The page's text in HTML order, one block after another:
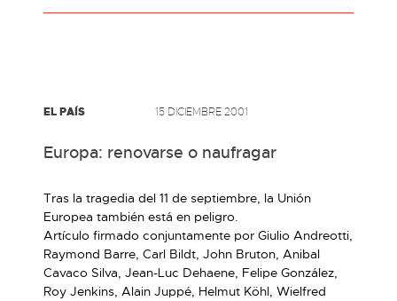
EL PAÍS 15 DICIEMBRE 2001
Europa: renovarse o naufragar
Tras la tragedia del 11 de septiembre, la Unión
Europea también está en peligro.
Artículo firmado conjuntamente por Giulio Andreotti,
Raymond Barre, Carl Bildt, John Bruton, Anibal
Cavaco Silva, Jean-Luc Dehaene, Felipe González,
Roy Jenkins, Alain Juppé, Helmut Köhl, Wielfred